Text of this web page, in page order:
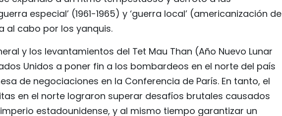
especial’ (1961-1965) y ‘guerra local’ (americanización de
al cabo por los yanquis.
y los levantamientos del Tet Mau Than (Año Nuevo Lunar
Unidos a poner fin a los bombardeos en el norte del país
de negociaciones en la Conferencia de París. En tanto, el
en el norte lograron superar desafíos brutales causados
estadounidense, y al mismo tiempo garantizar un